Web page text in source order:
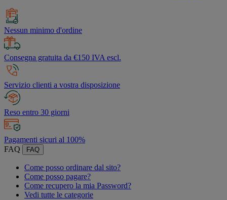
Nessun minimo d'ordine
Consegna gratuita da €150 IVA escl.
Servizio clienti a vostra disposizione
Reso entro 30 giorni
Pagamenti sicuri al 100%
FAQ
FAQ
Come posso ordinare dal sito?
Come posso pagare?
Come recupero la mia Password?
Vedi tutte le categorie